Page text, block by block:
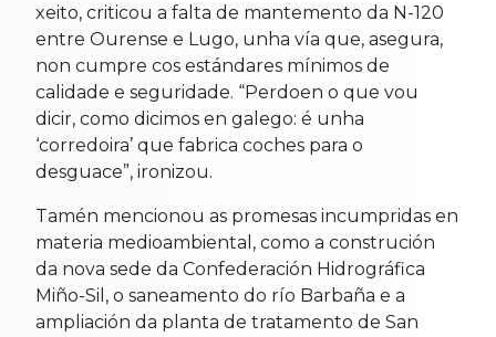
xeito, criticou a falta de mantemento da N-120
entre Ourense e Lugo, unha vía que, asegura,
non cumpre cos estándares mínimos de
calidade e seguridade. “Perdoen o que vou
dicir, como dicimos en galego: é unha
‘corredoira’ que fabrica coches para o
desguace”, ironizou.
Tamén mencionou as promesas incumpridas en
materia medioambiental, como a construción
da nova sede da Confederación Hidrográfica
Miño-Sil, o saneamento do río Barbaña e a
ampliación da planta de tratamento de San